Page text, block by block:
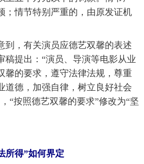
；情节特别严重的，由原发证机
，有关演员应德艺双馨的表述
稿提出：“演员、导演等电影从业
馨的要求，遵守法律法规，尊重
道德，加强自律，树立良好社会
“按照德艺双馨的要求”修改为“坚
得”如何界定